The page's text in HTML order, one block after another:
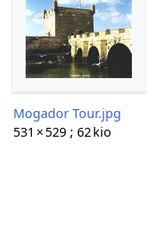
Mogador Tour.jpg
531 × 529 ; 62 kio